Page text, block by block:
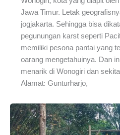
Jawa Timur. Letak
jogjakarta. Sehingga bisa
pegunungan karst seperti
memiliki pesona pantai yang
oarang mengetahuinya. Dan
menarik di Wonogiri dan
Alamat: Gunturharjo,